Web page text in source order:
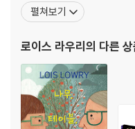
어난 감수성을 보여 주는 아
년들이 매우 좋아하는 작가
펼쳐보기
로이스 라우리 의 다른 상